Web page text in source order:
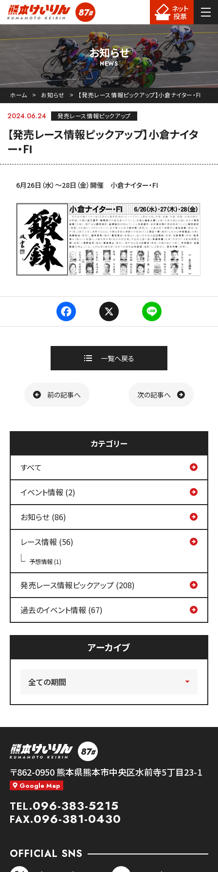
熊本競輪 87#
ネット
投票
お知らせ
NEWS
ホーム お知らせ 【発売レース情報ピックアップ】小倉ナイター・FⅠ
2024.06.24 発売レース情報ピックアップ
【発売レース情報ピックアップ】小倉ナイタ
ー・FⅠ
6月26日（水）〜28日（金）開催 小倉ナイター・FⅠ
F
e
o
X L
e
一覧へ戻る
前の記事へ 次の記事へ
カテゴリー
すべて
イベント情報 (2)
お知らせ (86)
レース情報 (56)
予想情報 (1)
発売レース情報ピックアップ (208)
過去のイベント情報 (67)
アーカイブ
熊本競輪 87#
〒862-0950熊本県熊本市中央区水前寺5丁目23-1
Google Map
TEL.096-383-5215
FAX.096-381-0430
OFFICIAL SNS